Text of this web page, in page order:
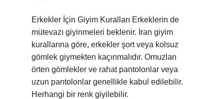
Erkekler İçin Giyim Kuralları Erkeklerin de
mütevazı giyinmeleri beklenir. İran giyim
kurallarına göre, erkekler şort veya kolsuz
gömlek giymekten kaçınmalıdır. Omuzları
örten gömlekler ve rahat pantolonlar veya
uzun pantolonlar genellikle kabul edilebilir.
Herhangi bir renk giyilebilir.